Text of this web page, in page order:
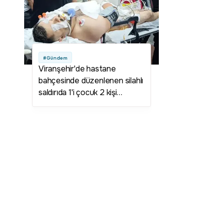
#Gündem
Viranşehir'de hastane
bahçesinde düzenlenen silahlı
saldırıda 1'i çocuk 2 kişi